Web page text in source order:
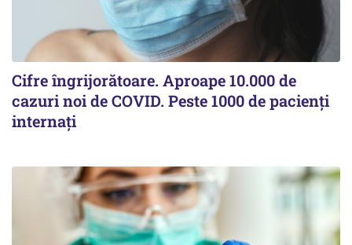
Cifre îngrijorătoare. Aproape 10.000 de
cazuri noi de COVID. Peste 1000 de pacienți
internați